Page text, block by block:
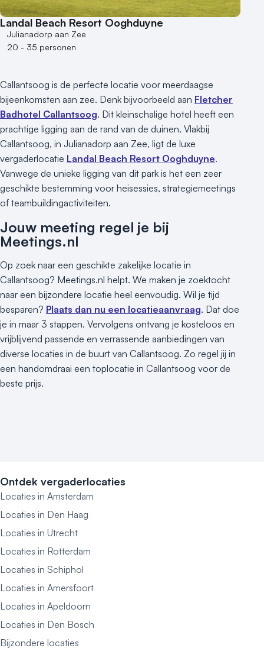
Landal Beach Resort Ooghduyne
Julianadorp aan Zee
20 - 35 personen
Callantsoog is de perfecte locatie voor meerdaagse
bijeenkomsten aan zee. Denk bijvoorbeeld aan Fletcher
Badhotel Callantsoog. Dit kleinschalige hotel heeft een
prachtige ligging aan de rand van de duinen. Vlakbij
Callantsoog, in Julianadorp aan Zee, ligt de luxe
vergaderlocatie Landal Beach Resort Ooghduyne.
Vanwege de unieke ligging van dit park is het een zeer
geschikte bestemming voor heisessies, strategiemeetings
of teambuildingactiviteiten.
Jouw meeting regel je bij
Meetings.nl
Op zoek naar een geschikte zakelijke locatie in
Callantsoog? Meetings.nl helpt. We maken je zoektocht
naar een bijzondere locatie heel eenvoudig. Wil je tijd
besparen? Plaats dan nu een locatieaanvraag. Dat doe
je in maar 3 stappen. Vervolgens ontvang je kosteloos en
vrijblijvend passende en verrassende aanbiedingen van
diverse locaties in de buurt van Callantsoog. Zo regel jij in
een handomdraai een toplocatie in Callantsoog voor de
beste prijs.
Ontdek vergaderlocaties
Locaties in Amsterdam
Locaties in Den Haag
Locaties in Utrecht
Locaties in Rotterdam
Locaties in Schiphol
Locaties in Amersfoort
Locaties in Apeldoorn
Locaties in Den Bosch
Bijzondere locaties